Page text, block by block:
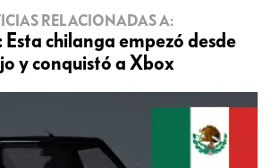
RELACIONADAS A:
chilanga empezó desde
y conquistó a Xbox